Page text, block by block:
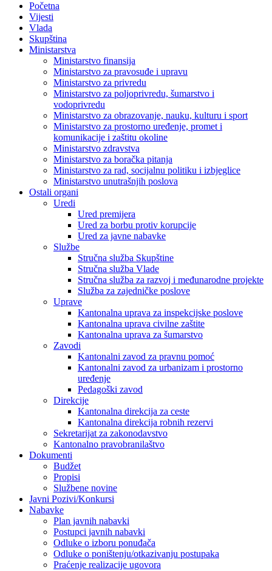
Početna
Vijesti
Vlada
Skupština
Ministarstva
Ministarstvo finansija
Ministarstvo za pravosuđe i upravu
Ministarstvo za privredu
Ministarstvo za poljoprivredu, šumarstvo i
vodoprivredu
Ministarstvo za obrazovanje, nauku, kulturu i sport
Ministarstvo za prostorno uređenje, promet i
komunikacije i zaštitu okoline
Ministarstvo zdravstva
Ministarstvo za boračka pitanja
Ministarstvo za rad, socijalnu politiku i izbjeglice
Ministarstvo unutrašnjih poslova
Ostali organi
Uredi
Ured premijera
Ured za borbu protiv korupcije
Ured za javne nabavke
Službe
Stručna služba Skupštine
Stručna služba Vlade
Stručna služba za razvoj i međunarodne projekte
Služba za zajedničke poslove
Uprave
Kantonalna uprava za inspekcijske poslove
Kantonalna uprava civilne zaštite
Kantonalna uprava za šumarstvo
Zavodi
Kantonalni zavod za pravnu pomoć
Kantonalni zavod za urbanizam i prostorno
uređenje
Pedagoški zavod
Direkcije
Kantonalna direkcija za ceste
Kantonalna direkcija robnih rezervi
Sekretarijat za zakonodavstvo
Kantonalno pravobranilaštvo
Dokumenti
Budžet
Propisi
Službene novine
Javni Pozivi/Konkursi
Nabavke
Plan javnih nabavki
Postupci javnih nabavki
Odluke o izboru ponuđača
Odluke o poništenju/otkazivanju postupaka
Praćenje realizacije ugovora